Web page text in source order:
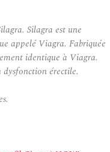
Silagra est une
appelé Viagra. Fabriquée
identique à Viagra.
érectile.